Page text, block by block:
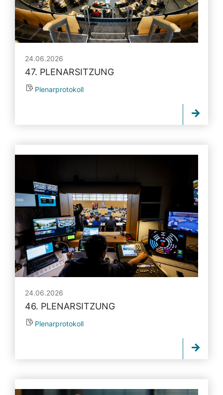
24.06.2026
47. PLENARSITZUNG
Plenarprotokoll
24.06.2026
46. PLENARSITZUNG
Plenarprotokoll